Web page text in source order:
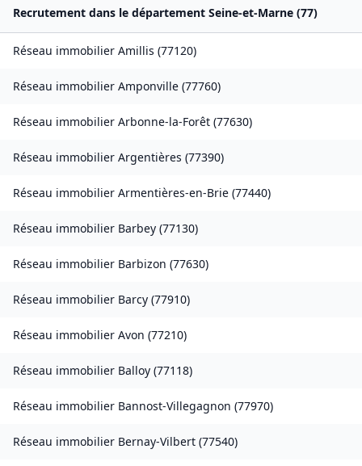
Recrutement dans le département Seine-et-Marne (77)
Réseau immobilier Amillis (77120)
Réseau immobilier Amponville (77760)
Réseau immobilier Arbonne-la-Forêt (77630)
Réseau immobilier Argentières (77390)
Réseau immobilier Armentières-en-Brie (77440)
Réseau immobilier Barbey (77130)
Réseau immobilier Barbizon (77630)
Réseau immobilier Barcy (77910)
Réseau immobilier Avon (77210)
Réseau immobilier Balloy (77118)
Réseau immobilier Bannost-Villegagnon (77970)
Réseau immobilier Bernay-Vilbert (77540)